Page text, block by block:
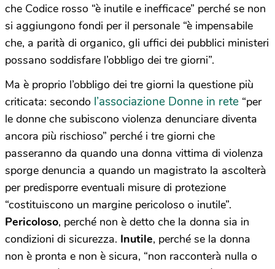
che Codice rosso “è inutile e inefficace” perché se non
si aggiungono fondi per il personale “è impensabile
che, a parità di organico, gli uffici dei pubblici ministeri
possano soddisfare l’obbligo dei tre giorni”.
Ma è proprio l’obbligo dei tre giorni la questione più
criticata: secondo l’associazione Donne in rete “per
le donne che subiscono violenza denunciare diventa
ancora più rischioso” perché i tre giorni che
passeranno da quando una donna vittima di violenza
sporge denuncia a quando un magistrato la ascolterà
per predisporre eventuali misure di protezione
“costituiscono un margine pericoloso o inutile”.
Pericoloso, perché non è detto che la donna sia in
condizioni di sicurezza. Inutile, perché se la donna
non è pronta e non è sicura, “non racconterà nulla o